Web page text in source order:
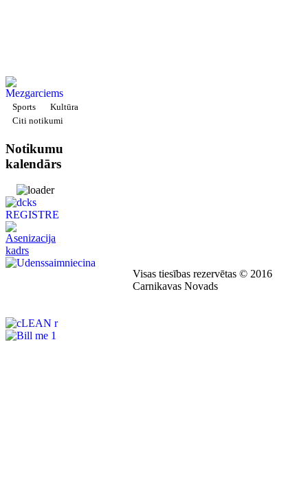
Sports
Kultūra
Citi notikumi
Notikumu
kalendārs
Visas tiesības rezervētas © 2016
Carnikavas Novads